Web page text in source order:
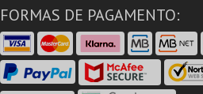
FORMAS DE PAGAMENTO: